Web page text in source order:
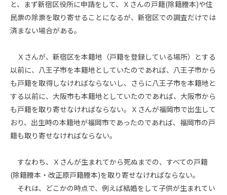
と、まず新宿区役所に申請をして、Ｘさんの戸籍(除籍謄本)や住
民票の除票を取り寄せることになるが、新宿区での調査だけでは
済まない場合がある。
Ｘさんが、新宿区を本籍地（戸籍を登録している場所）とする
以前に、八王子市を本籍地としていたのであれば、八王子市から
も戸籍を取得しなければならないし、さらに八王子市を本籍地と
する以前に、大阪市も本籍地としていたのであれば、大阪市から
も戸籍を取り寄せなければならない。Ｘさんが福岡市で出生して
おり、出生時の本籍地が福岡市であったのであれば、福岡市の戸
籍も取り寄せなければならない。
すなわち、Ｘさんが生まれてから死ぬまでの、すべての戸籍
(除籍謄本・改正原戸籍謄本)を取り寄せなければならない。
それは、どこかの時点で、例えば結婚をして子供が生まれてい